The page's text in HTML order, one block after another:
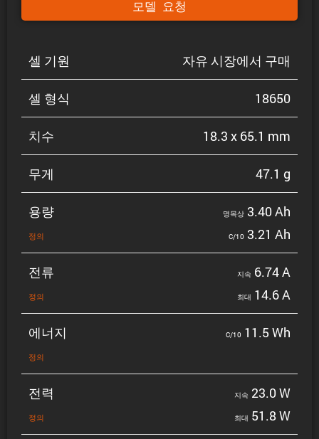
모델 요청
셀 기원 자유 시장에서 구매
셀 형식 18650
치수 18.3 x 65.1 mm
무게 47.1 g
용량
정의
명목상 3.40 Ah
C/10 3.21 Ah
전류
정의
지속 6.74 A
최대 14.6 A
에너지
정의
C/10 11.5 Wh
전력
정의
지속 23.0 W
최대 51.8 W